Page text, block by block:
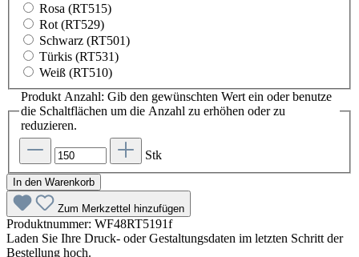
Rosa (RT515)
Rot (RT529)
Schwarz (RT501)
Türkis (RT531)
Weiß (RT510)
Produkt Anzahl: Gib den gewünschten Wert ein oder benutze
die Schaltflächen um die Anzahl zu erhöhen oder zu
reduzieren.
Stk
In den Warenkorb
Zum Merkzettel hinzufügen
Produktnummer: WF48RT5191f
Laden Sie Ihre Druck- oder Gestaltungsdaten im letzten Schritt der
Bestellung hoch.